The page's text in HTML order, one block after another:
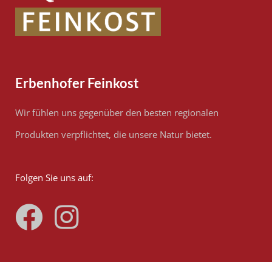
Erbenhofer Feinkost
Wir fühlen uns gegenüber den besten regionalen
Produkten verpflichtet, die unsere Natur bietet.
Folgen Sie uns auf: